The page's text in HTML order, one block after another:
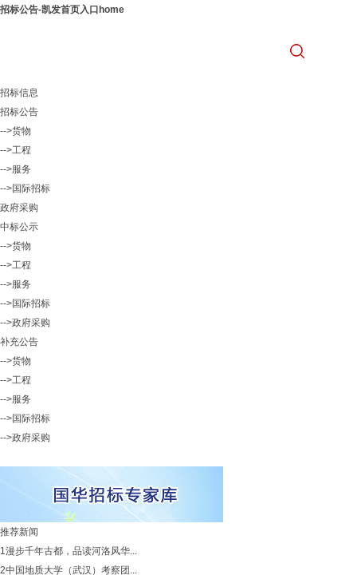
招标公告-凯发首页入口home
招标信息
招标公告
-->货物
-->工程
-->服务
-->国际招标
政府采购
中标公示
-->货物
-->工程
-->服务
-->国际招标
-->政府采购
补充公告
-->货物
-->工程
-->服务
-->国际招标
-->政府采购
推荐新闻
1漫步千年古都，品读河洛风华...
2中国地质大学（武汉）考察团...